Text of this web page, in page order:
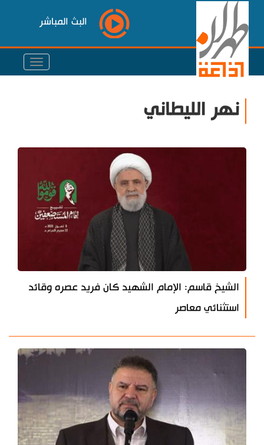
البث المباشر
نهر الليطاني
الشيخ قاسم: الإمام الشهيد كان فريد عصره وقائد
استثنائي معاصر